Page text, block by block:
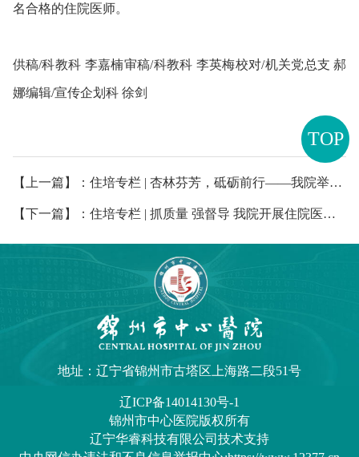
TOP
名合格的住院医师。
供稿/科教科 李嘉楠审稿/科教科 李英梅校对/机关党总支 郝
娜编辑/宣传企划科 徐剑
【上一篇】：住培专栏 | 杏林芬芳，砥砺前行——我院举办2024级内科基地师生见面会
【下一篇】：住培专栏 | 抓质量 强督导 我院开展住院医师规范化培训院级督导检查“回头看”
地址：辽宁省锦州市古塔区上海路二段51号
辽ICP备14014130号-1
锦州市中心医院版权所有
辽宁华睿科技有限公司技术支持